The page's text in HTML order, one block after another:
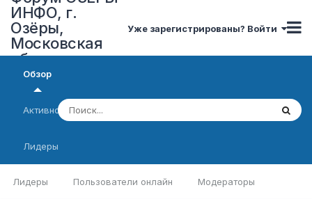
ИНФО, г.
Озёры,
Московская
область
Уже зарегистрированы? Войти
Обзор
Лидеры Пользователи онлайн Модераторы
Активность
Лидеры